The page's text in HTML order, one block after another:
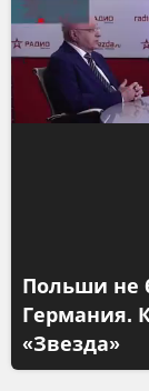
Польши не
Германия.
«Звезда»